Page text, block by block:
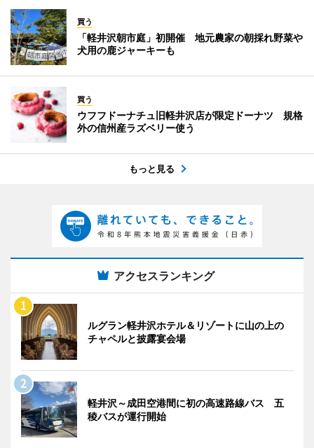
買う
「軽井沢朝市庭」初開催 地元農家の朝採れ野菜や
犬用の鹿ジャーキーも
買う
ウフフドーナチュ旧軽井沢店が限定ドーナツ 規格
外の信州産ラズベリー使う
もっと見る
アクセスランキング
ルグラン軽井沢ホテル＆リゾートに山の上の
チャペルと披露宴会場
軽井沢～成田空港間に初の高速路線バス 五
稜バスが運行開始